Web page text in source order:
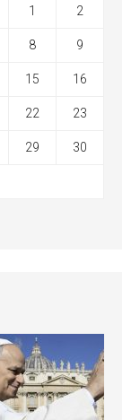
1 2
8 9
15 16
22 23
29 30